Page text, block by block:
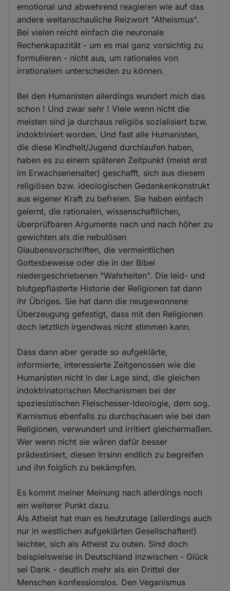
emotional und abwehrend reagieren wie auf das
andere weltanschauliche Reizwort "Atheismus".
Bei vielen reicht einfach die neuronale
Rechenkapazität - um es mal ganz vorsichtig zu
formulieren - nicht aus, um rationales von
irrationalem unterscheiden zu können.
Bei den Humanisten allerdings wundert mich das
schon ! Und zwar sehr ! Viele wenn nicht die
meisten sind ja durchaus religiös sozialisiert bzw.
indoktriniert worden. Und fast alle Humanisten,
die diese Kindheit/Jugend durchlaufen haben,
haben es zu einem späteren Zeitpunkt (meist erst
im Erwachsenenalter) geschafft, sich aus diesem
religiösen bzw. ideologischen Gedankenkonstrukt
aus eigener Kraft zu befreien. Sie haben einfach
gelernt, die rationalen, wissenschaftlichen,
überprüfbaren Argumente nach und nach höher zu
gewichten als die nebulösen
Glaubensvorschriften, die vermeintlichen
Gottesbeweise oder die in der Bibel
niedergeschriebenen "Wahrheiten". Die leid- und
blutgepflasterte Historie der Religionen tat dann
ihr Übriges. Sie hat dann die neugewonnene
Überzeugung gefestigt, dass mit den Religionen
doch letztlich irgendwas nicht stimmen kann.
Dass dann aber gerade so aufgeklärte,
informierte, interessierte Zeitgenossen wie die
Humanisten nicht in der Lage sind, die gleichen
indoktrinatorischen Mechanismen bei der
speziesistischen Fleischesser-Ideologie, dem sog.
Karnismus ebenfalls zu durchschauen wie bei den
Religionen, verwundert und irritiert gleichermaßen.
Wer wenn nicht sie wären dafür besser
prädestiniert, diesen Irrsinn endlich zu begreifen
und ihn folglich zu bekämpfen.
Es kommt meiner Meinung nach allerdings noch
ein weiterer Punkt dazu.
Als Atheist hat man es heutzutage (allerdings auch
nur in westlichen aufgeklärten Gesellschaften!)
leichter, sich als Atheist zu outen. Sind doch
beispielsweise in Deutschland inzwischen - Glück
sei Dank - deutlich mehr als ein Drittel der
Menschen konfessionslos. Den Veganismus